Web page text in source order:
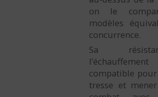
on le
modèles
concurrence.
Sa
compatible
tresse et